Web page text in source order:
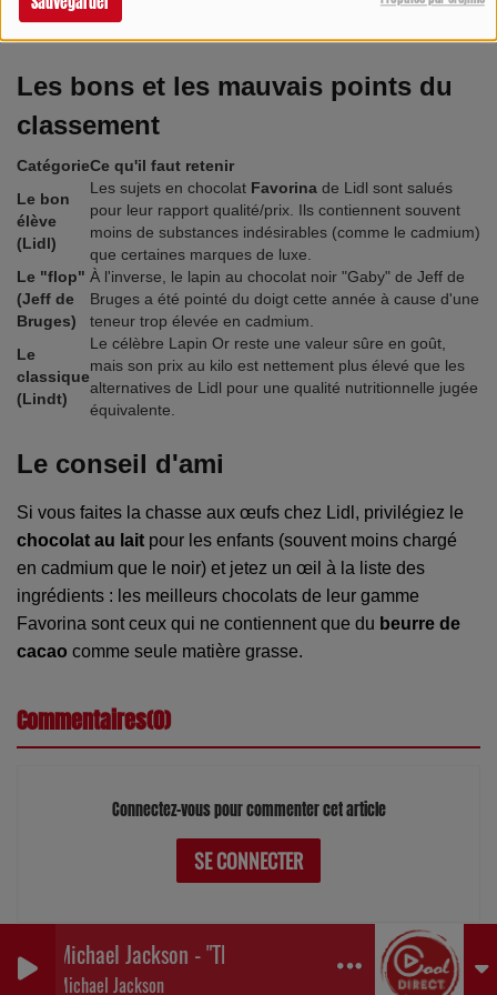
Michael Jackson - "Thriller 25 Megamix"
Michael Jackson
0 0
Les bons et les mauvais points du
classement
CatégorieCe qu'il faut retenir
Le bon
élève
(Lidl)
Les sujets en chocolat Favorina de Lidl sont salués
pour leur rapport qualité/prix. Ils contiennent souvent
moins de substances indésirables (comme le cadmium)
que certaines marques de luxe.
Le "flop"
(Jeff de
Bruges)
À l'inverse, le lapin au chocolat noir "Gaby" de Jeff de
Bruges a été pointé du doigt cette année à cause d'une
teneur trop élevée en cadmium.
Le
classique
(Lindt)
Le célèbre Lapin Or reste une valeur sûre en goût,
mais son prix au kilo est nettement plus élevé que les
alternatives de Lidl pour une qualité nutritionnelle jugée
équivalente.
Le conseil d'ami
Si vous faites la chasse aux œufs chez Lidl, privilégiez le
chocolat au lait pour les enfants (souvent moins chargé
en cadmium que le noir) et jetez un œil à la liste des
ingrédients : les meilleurs chocolats de leur gamme
Favorina sont ceux qui ne contiennent que du beurre de
cacao comme seule matière grasse.
Commentaires(0)
Connectez-vous pour commenter cet article
SE CONNECTER